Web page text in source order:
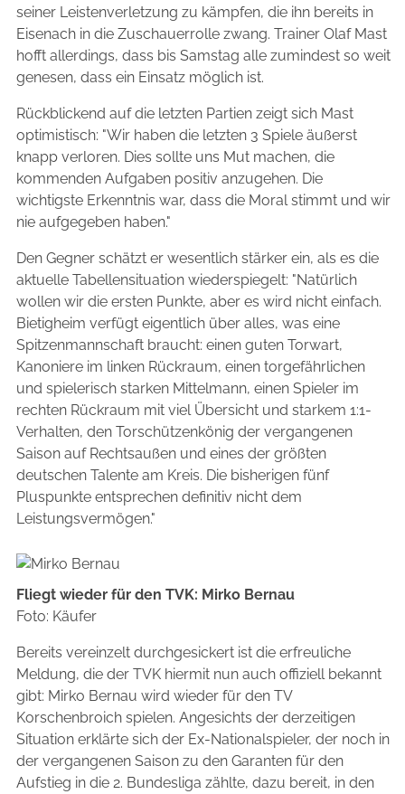
seiner Leistenverletzung zu kämpfen, die ihn bereits in
Eisenach in die Zuschauerrolle zwang. Trainer Olaf Mast
hofft allerdings, dass bis Samstag alle zumindest so weit
genesen, dass ein Einsatz möglich ist.
Rückblickend auf die letzten Partien zeigt sich Mast
optimistisch: "Wir haben die letzten 3 Spiele äußerst
knapp verloren. Dies sollte uns Mut machen, die
kommenden Aufgaben positiv anzugehen. Die
wichtigste Erkenntnis war, dass die Moral stimmt und wir
nie aufgegeben haben."
Den Gegner schätzt er wesentlich stärker ein, als es die
aktuelle Tabellensituation wiederspiegelt: "Natürlich
wollen wir die ersten Punkte, aber es wird nicht einfach.
Bietigheim verfügt eigentlich über alles, was eine
Spitzenmannschaft braucht: einen guten Torwart,
Kanoniere im linken Rückraum, einen torgefährlichen
und spielerisch starken Mittelmann, einen Spieler im
rechten Rückraum mit viel Übersicht und starkem 1:1-
Verhalten, den Torschützenkönig der vergangenen
Saison auf Rechtsaußen und eines der größten
deutschen Talente am Kreis. Die bisherigen fünf
Pluspunkte entsprechen definitiv nicht dem
Leistungsvermögen."
Fliegt wieder für den TVK: Mirko Bernau
Foto: Käufer
Bereits vereinzelt durchgesickert ist die erfreuliche
Meldung, die der TVK hiermit nun auch offiziell bekannt
gibt: Mirko Bernau wird wieder für den TV
Korschenbroich spielen. Angesichts der derzeitigen
Situation erklärte sich der Ex-Nationalspieler, der noch in
der vergangenen Saison zu den Garanten für den
Aufstieg in die 2. Bundesliga zählte, dazu bereit, in den